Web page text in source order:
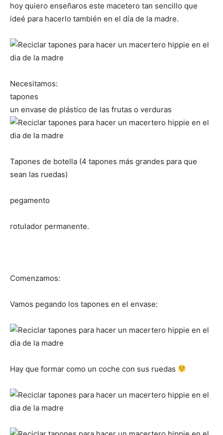
hoy quiero enseñaros este macetero tan sencillo que
ideé para hacerlo también en el día de la madre.
Necesitamos:
tapones
un envase de plástico de las frutas o verduras
Tapones de botella (4 tapones más grandes para que
sean las ruedas)
pegamento
rotulador permanente.
Comenzamos:
Vamos pegando los tapones en el envase:
Hay que formar como un coche con sus ruedas